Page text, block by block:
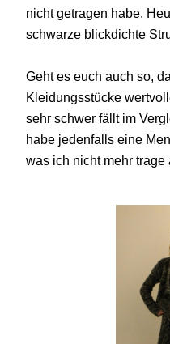
nicht getragen habe.
schwarze blickdichte
Geht es euch auch so,
Kleidungsstücke
sehr schwer fällt im
habe jedenfalls eine
was ich nicht mehr trage